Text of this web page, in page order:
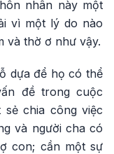
nhân này một
vì một lý do nào
và thờ ơ như vậy.
dựa để họ có thể
đề trong cuộc
chia công việc
và người cha có
con; cần một sự